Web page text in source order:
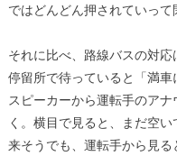
ではどんどん押されていって
それに比べ、路線バスの対応
停留所で待っていると「満
スピーカーから運転手のア
く。横目で見ると、まだ空
来そうでも、運転手から見